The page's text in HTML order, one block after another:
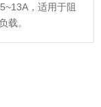
，适用于阻
载。